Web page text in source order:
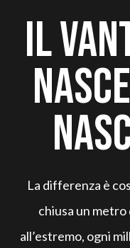
Il
La differenza è
chiusa un
all’estremo, ogni